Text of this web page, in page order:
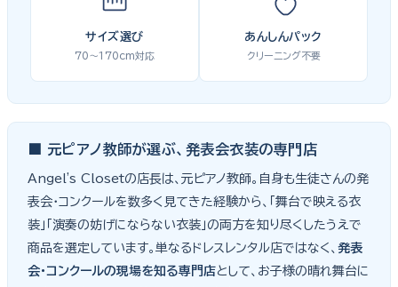
サイズ選び
70〜170cm対応
あんしんパック
クリーニング不要
■ 元ピアノ教師が選ぶ、発表会衣装の専門店
Angel's Closetの店長は、元ピアノ教師。自身も生徒さんの発
表会・コンクールを数多く見てきた経験から、「舞台で映える衣
装」「演奏の妨げにならない衣装」の両方を知り尽くしたうえで
商品を選定しています。単なるドレスレンタル店ではなく、 発表
会・コンクールの現場を知る専門店として、お子様の晴れ舞台に